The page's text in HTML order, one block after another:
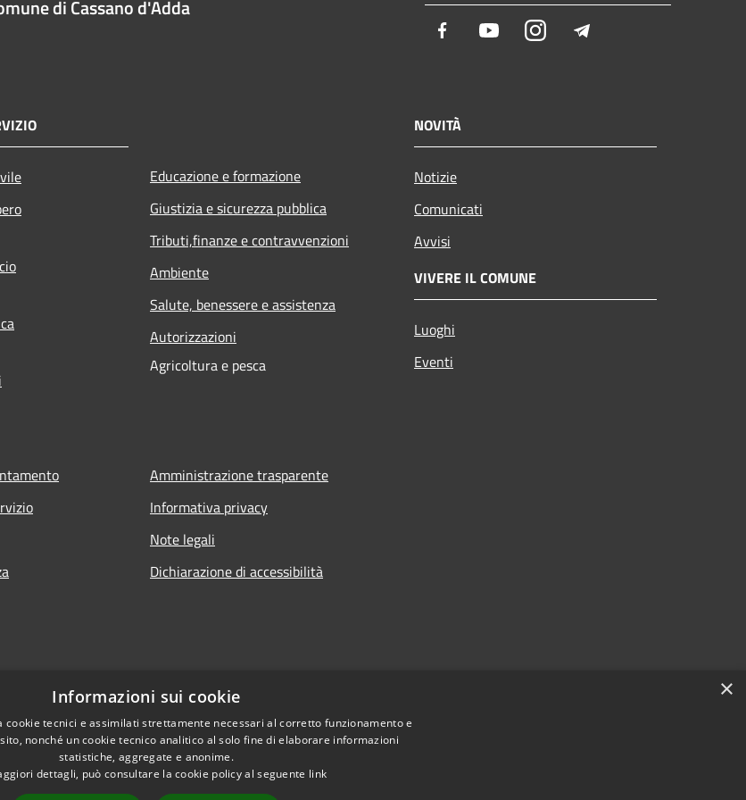
di Cassano d'Adda
Facebook YoutubeInstagram
Educazione e formazione
Giustizia e sicurezza pubblica
Tributi,finanze e contravvenzioni
Ambiente
Salute, benessere e assistenza
Autorizzazioni
Agricoltura e pesca
NOVITÀ
Notizie
Comunicati
Avvisi
VIVERE IL COMUNE
Luoghi
Eventi
Amministrazione trasparente
Informativa privacy
Note legali
Dichiarazione di accessibilità
×
Informazioni sui cookie
cookie tecnici e assimilati strettamente necessari al corretto funzionamento e
nonché un cookie tecnico analitico al solo fine di elaborare informazioni
statistiche, aggregate e anonime.
dettagli, può consultare la cookie policy al seguente link